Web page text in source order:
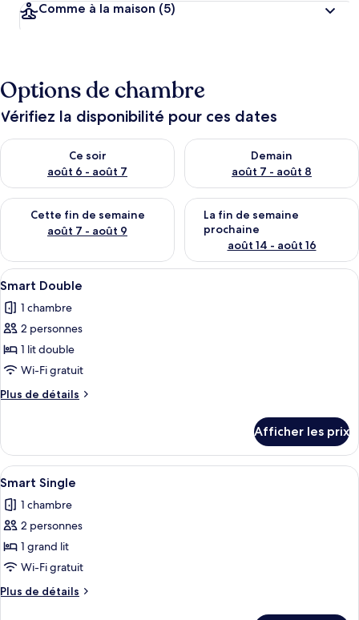
Comme à la maison (5)
Options de chambre
Vérifiez la disponibilité pour ces dates
Ce soir
août 6 - août 7
Vérifier la disponibilité pour ce soir août 6 - août 7
Demain
août 7 - août 8
Vérifier la disponibilité pour
Cette fin de semaine
août 7 - août 9
Vérifier la disponibilité pour cette fin de semaine août 7 -
La fin de semaine
prochaine
août 14 - août 16
Vérifier la disponibilité pour
Afficher
toutes
les
photos
pour
ce
type
de
Smart
Double
Une chambre d’hôtel dotée d’un
7
Smart Double
1 chambre
2 personnes
1 lit double
Wi-Fi gratuit
Plus de détails
Plus
Smart
Double
Afficher les prix
Afficher
toutes
les
photos
pour
ce
type
de
Une chambre moderne avec vue sur
8
Smart Single
1 chambre
2 personnes
1 grand lit
Wi-Fi gratuit
Plus de détails
Plus